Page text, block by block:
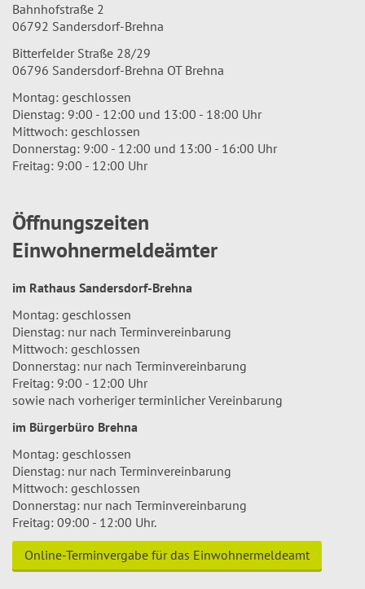
Bahnhofstraße 2
06792 Sandersdorf-Brehna
Bitterfelder Straße 28/29
06796 Sandersdorf-Brehna OT Brehna
Montag: geschlossen
Dienstag: 9:00 - 12:00 und 13:00 - 18:00 Uhr
Mittwoch: geschlossen
Donnerstag: 9:00 - 12:00 und 13:00 - 16:00 Uhr
Freitag: 9:00 - 12:00 Uhr
Öffnungszeiten
Einwohnermeldeämter
im Rathaus Sandersdorf-Brehna
Montag: geschlossen
Dienstag: nur nach Terminvereinbarung
Mittwoch: geschlossen
Donnerstag: nur nach Terminvereinbarung
Freitag: 9:00 - 12:00 Uhr
sowie nach vorheriger terminlicher Vereinbarung
im Bürgerbüro Brehna
Montag: geschlossen
Dienstag: nur nach Terminvereinbarung
Mittwoch: geschlossen
Donnerstag: nur nach Terminvereinbarung
Freitag: 09:00 - 12:00 Uhr.
Online-Terminvergabe für das Einwohnermeldeamt